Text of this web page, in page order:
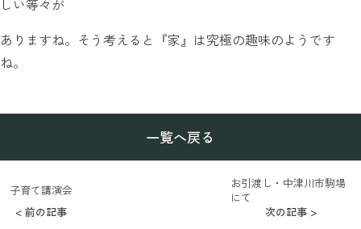
しい等々が
ありますね。そう考えると『家』は究極の趣味のようです
ね。
< 前の記事
子育て講演会
一覧へ戻る
お引渡し・中津川市駒場
にて
次の記事 >